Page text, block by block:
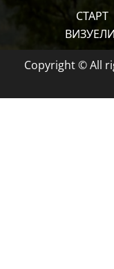
СТАРТ
Copyright © All